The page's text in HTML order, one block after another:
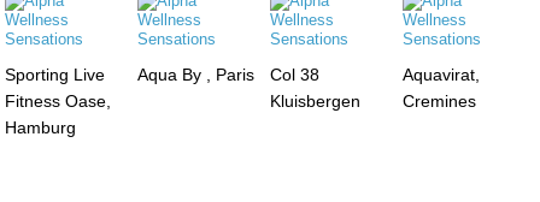
Sporting Live
Fitness Oase,
Hamburg
Aqua By , Paris
Col 38
Kluisbergen
Aquavirat,
Cremines